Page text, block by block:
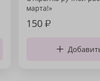
марта!»
150₽